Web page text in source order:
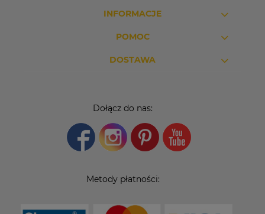
INFORMACJE
POMOC
DOSTAWA
Dołącz do nas:
Metody płatności: